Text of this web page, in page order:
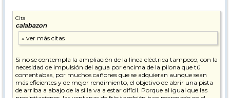
Cita
calabazon
Si no se contempla la ampliación de la línea eléctrica tampoco, con la
necesidad de impulsión del agua por encima de la pilona que tú
comentabas, por muchos cañones que se adquieran aunque sean
más eficientes y de mejor rendimiento, el objetivo de abrir una pista
de arriba a abajo de la silla va a estar difícil. Porque al igual que las